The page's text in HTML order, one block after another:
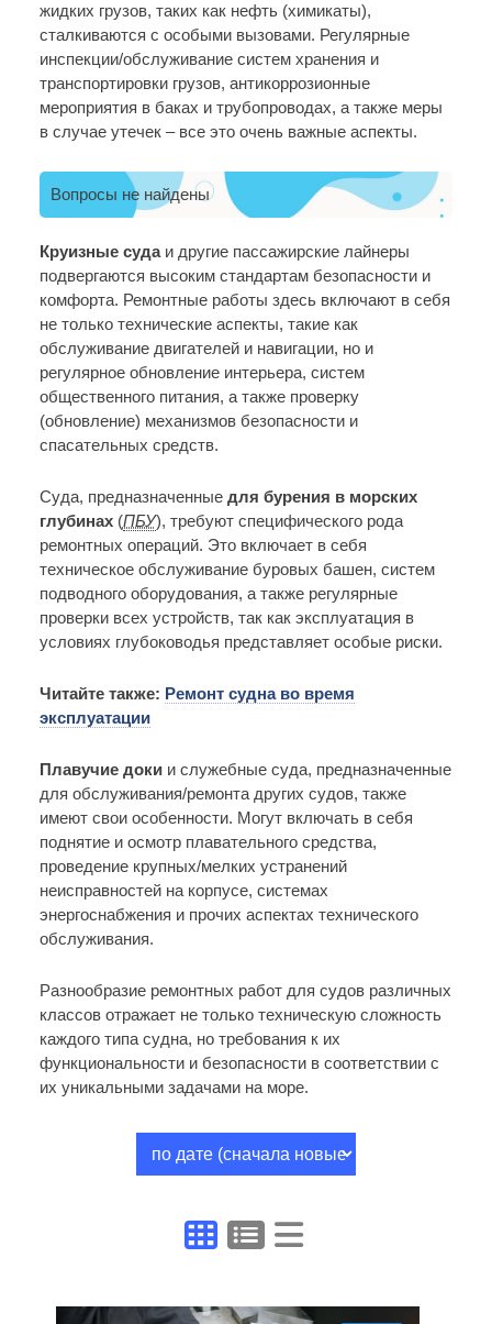
жидких грузов, таких как нефть (химикаты),
сталкиваются с особыми вызовами. Регулярные
инспекции/обслуживание систем хранения и
транспортировки грузов, антикоррозионные
мероприятия в баках и трубопроводах, а также меры
в случае утечек – все это очень важные аспекты.
Вопросы не найдены
Круизные судаи другие пассажирские лайнеры
подвергаются высоким стандартам безопасности и
комфорта. Ремонтные работы здесь включают в себя
не только технические аспекты, такие как
обслуживание двигателей и навигации, но и
регулярное обновление интерьера, систем
общественного питания, а также проверку
(обновление) механизмов безопасности и
спасательных средств.
Суда, предназначенные для бурения в морских
глубинах(ПБУ), требуют специфического рода
ремонтных операций. Это включает в себя
техническое обслуживание буровых башен, систем
подводного оборудования, а также регулярные
проверки всех устройств, так как эксплуатация в
условиях глубоководья представляет особые риски.
Читайте также: Ремонт судна во время
эксплуатации
Плавучие докии служебные суда, предназначенные
для обслуживания/ремонта других судов, также
имеют свои особенности. Могут включать в себя
поднятие и осмотр плавательного средства,
проведение крупных/мелких устранений
неисправностей на корпусе, системах
энергоснабжения и прочих аспектах технического
обслуживания.
Разнообразие ремонтных работ для судов различных
классов отражает не только техническую сложность
каждого типа судна, но требования к их
функциональности и безопасности в соответствии с
их уникальными задачами на море.